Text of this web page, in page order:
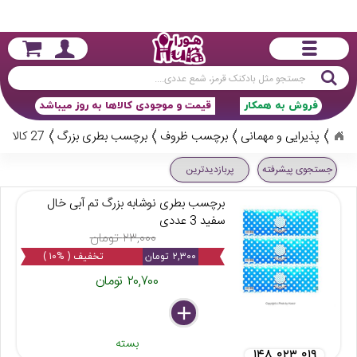
جستجو
قیمت و موجودی کالاها به روز میباشد فروش به همکار
پذیرایی و مهمانی برچسب ظروف برچسب بطری بزرگ 27 کالا
جستجوی پیشرفته پربازدیدترین
برچسب بطری نوشابه بزرگ تم آبی خال
سفید 3 عددی
۲۳,۰۰۰ تومان
۲,۳۰۰ تومان تخفیف ( %۱۰ )
۲۰,۷۰۰ تومان
delete
remove
add
بسته